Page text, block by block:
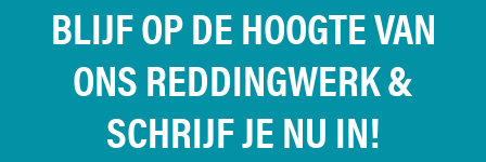
BLIJF OP DE HOOGTE VAN
ONS REDDINGWERK &
SCHRIJF JE NU IN!